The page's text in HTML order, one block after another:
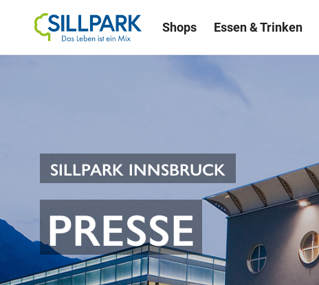
Shops Essen & Trinken
SILLPARK INNSBRUCK
PRESSE